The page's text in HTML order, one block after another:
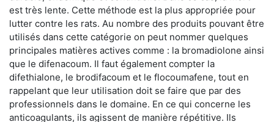
est très lente. Cette méthode est la plus appropriée pour
lutter contre les rats. Au nombre des produits pouvant être
utilisés dans cette catégorie on peut nommer quelques
principales matières actives comme : la bromadiolone ainsi
que le difenacoum. Il faut également compter la
difethialone, le brodifacoum et le flocoumafene, tout en
rappelant que leur utilisation doit se faire que par des
professionnels dans le domaine. En ce qui concerne les
anticoagulants, ils agissent de manière répétitive. Ils